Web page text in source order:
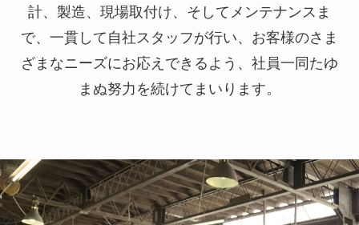
計、製造、現場取付け、そしてメンテナンスま
で、一貫して自社スタッフが行い、 お客様のさま
ざまなニーズにお応えできるよう、社員一同たゆ
まぬ努力を続けてまいります。